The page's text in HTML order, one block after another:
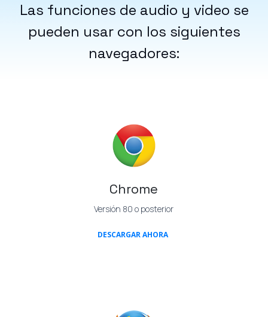
Las funciones de audio y video se
pueden usar con los siguientes
navegadores:
Chrome
Versión 80 o posterior
DESCARGAR AHORA